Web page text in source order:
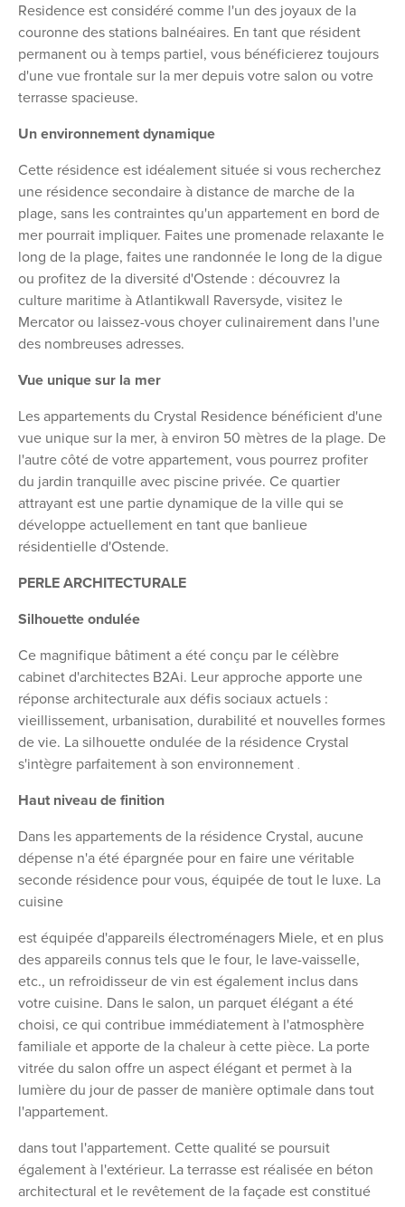
Residence est considéré comme l'un des joyaux de la
couronne des stations balnéaires. En tant que résident
permanent ou à temps partiel, vous bénéficierez toujours
d'une vue frontale sur la mer depuis votre salon ou votre
terrasse spacieuse.
Un environnement dynamique
Cette résidence est idéalement située si vous recherchez
une résidence secondaire à distance de marche de la
plage, sans les contraintes qu'un appartement en bord de
mer pourrait impliquer. Faites une promenade relaxante le
long de la plage, faites une randonnée le long de la digue
ou profitez de la diversité d'Ostende : découvrez la
culture maritime à Atlantikwall Raversyde, visitez le
Mercator ou laissez-vous choyer culinairement dans l'une
des nombreuses adresses.
Vue unique sur la mer
Les appartements du Crystal Residence bénéficient d'une
vue unique sur la mer, à environ 50 mètres de la plage. De
l'autre côté de votre appartement, vous pourrez profiter
du jardin tranquille avec piscine privée. Ce quartier
attrayant est une partie dynamique de la ville qui se
développe actuellement en tant que banlieue
résidentielle d'Ostende.
PERLE ARCHITECTURALE
Silhouette ondulée
Ce magnifique bâtiment a été conçu par le célèbre
cabinet d'architectes B2Ai. Leur approche apporte une
réponse architecturale aux défis sociaux actuels :
vieillissement, urbanisation, durabilité et nouvelles formes
de vie. La silhouette ondulée de la résidence Crystal
s'intègre parfaitement à son environnement .
Haut niveau de finition
Dans les appartements de la résidence Crystal, aucune
dépense n'a été épargnée pour en faire une véritable
seconde résidence pour vous, équipée de tout le luxe. La
cuisine
est équipée d'appareils électroménagers Miele, et en plus
des appareils connus tels que le four, le lave-vaisselle,
etc., un refroidisseur de vin est également inclus dans
votre cuisine. Dans le salon, un parquet élégant a été
choisi, ce qui contribue immédiatement à l'atmosphère
familiale et apporte de la chaleur à cette pièce. La porte
vitrée du salon offre un aspect élégant et permet à la
lumière du jour de passer de manière optimale dans tout
l'appartement.
dans tout l'appartement. Cette qualité se poursuit
également à l'extérieur. La terrasse est réalisée en béton
architectural et le revêtement de la façade est constitué